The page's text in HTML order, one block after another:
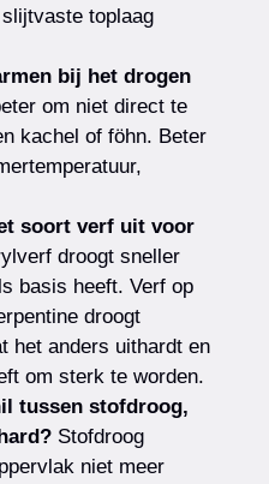
toplaag
bij het drogen
om niet direct te
kachel of föhn. Beter
soort verf uit voor
droogt sneller
basis heeft. Verf op
droogt
het anders uithardt en
om sterk te worden.
tussen stofdroog,
Stofdroog
niet meer